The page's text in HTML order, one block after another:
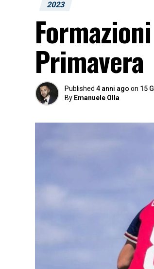
2023
Primavera
Published 4 anni ago on 15
By Emanuele Olla